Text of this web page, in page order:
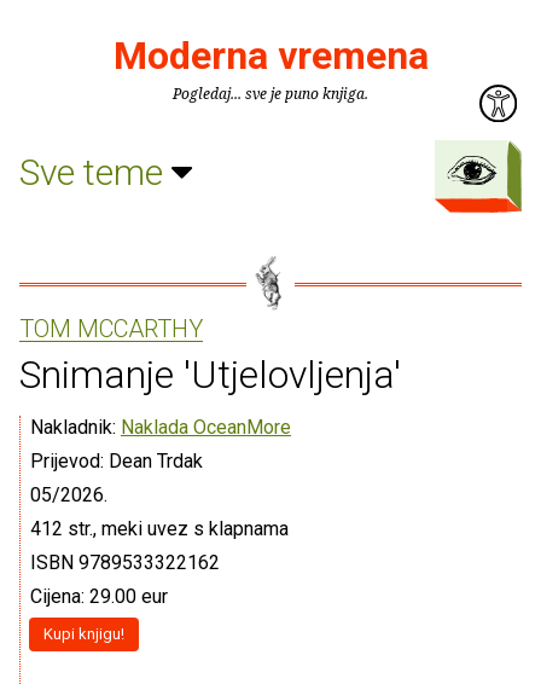
Moderna vremena
Pogledaj... sve je puno knjiga.
Sve teme
TOM MCCARTHY
Snimanje 'Utjelovljenja'
Nakladnik: Naklada OceanMore
Prijevod: Dean Trdak
05/2026.
412 str., meki uvez s klapnama
ISBN 9789533322162
Cijena: 29.00 eur
Kupi knjigu!